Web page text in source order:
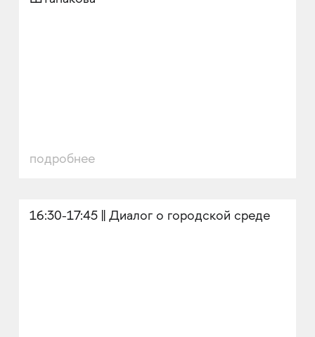
подробнее
16:30-17:45 || Диалог о городской среде